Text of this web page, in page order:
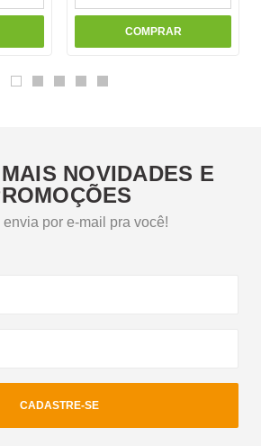
COMPRAR
NOVIDADES E
envia por e-mail pra você!
CADASTRE-SE